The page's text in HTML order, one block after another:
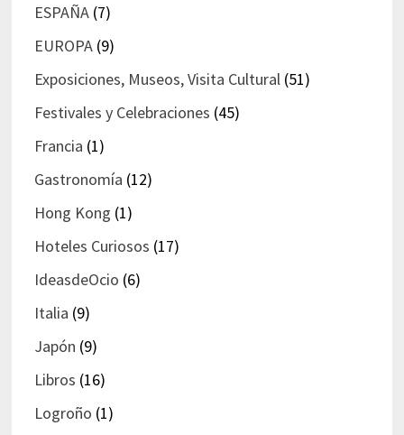
ESPAÑA(7)
EUROPA(9)
Exposiciones, Museos, Visita Cultural(51)
Festivales y Celebraciones (45)
Francia (1)
Gastronomía (12)
Hong Kong (1)
Hoteles Curiosos (17)
IdeasdeOcio (6)
Italia (9)
Japón (9)
Libros (16)
Logroño (1)